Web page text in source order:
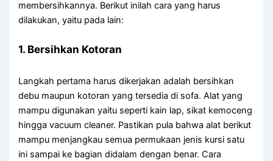
membersihkannya. Berikut inilah cara yang harus
dilakukan, yaitu pada lain:
1. Bersihkan Kotoran
Langkah pertama harus dikerjakan adalah bersihkan
debu maupun kotoran yang tersedia di sofa. Alat yang
mampu digunakan yaitu seperti kain lap, sikat kemoceng
hingga vacuum cleaner. Pastikan pula bahwa alat berikut
mampu menjangkau semua permukaan jenis kursi satu
ini sampai ke bagian didalam dengan benar. Cara